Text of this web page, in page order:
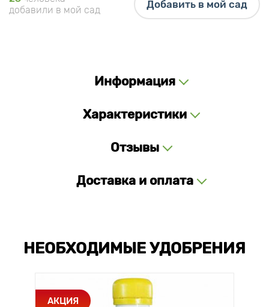
добавили в мой сад
Добавить в мой сад
Информация
Характеристики
Отзывы
Доставка и оплата
НЕОБХОДИМЫЕ УДОБРЕНИЯ
АКЦИЯ